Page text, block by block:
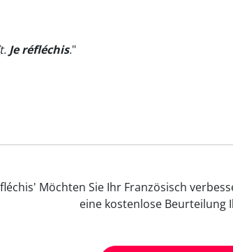
Je réfléchis."
Möchten Sie Ihr Französisch
eine kostenlose Beurteilung